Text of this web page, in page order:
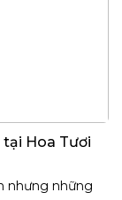
tại Hoa Tươi
nhưng những